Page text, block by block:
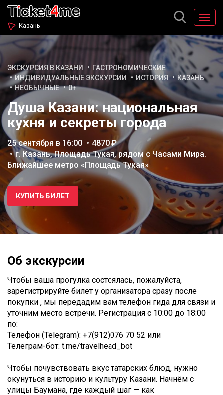
Казань
ЭКСКУРСИЯ В КАЗАНИ
ГАСТРОНОМИЧЕСКИЕ
ИНДИВИДУАЛЬНЫЕ ЭКСКУРСИИ
ИСТОРИЯ
КАЗАНЬ
НЕОБЫЧНЫЕ
0+
Душа Казани: национальная
кухня и секреты города
25 сентября в 16:00
4870 ₽
г. Казань, Площадь Тукая, рядом с Часами Мира.
Ближайшее метро «Площадь Тукая»
КУПИТЬ БИЛЕТ
Об экскурсии
Чтобы ваша прогулка состоялась, пожалуйста,
зарегистрируйте билет у организатора сразу после
покупки , мы передадим вам телефон гида для связи и
уточним место встречи. Регистрация с 10:00 до 18:00
по:
Телефон (Telegram): +7(912)076 70 52 или
Телеграм-бот: t.me/travelhead_bot
Чтобы почувствовать вкус татарских блюд, нужно
окунуться в историю и культуру Казани. Начнём с
улицы Баумана, где каждый шаг — как